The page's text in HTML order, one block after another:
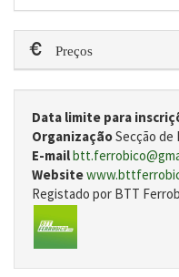
Preços
Data limite para
OrganizaçãoSecção de
E-mail
Website
Registado por BTT